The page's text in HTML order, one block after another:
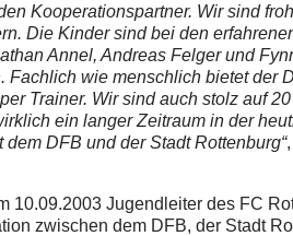
Kooperationspartner. Wir sind
Die Kinder sind bei den
Annel, Andreas Felger und
Fachlich wie menschlich bietet der
Trainer. Wir sind auch stolz auf
ein langer Zeitraum in der
DFB und der Stadt Rottenburg“
10.09.2003 Jugendleiter des FC
zwischen dem DFB, der Stadt